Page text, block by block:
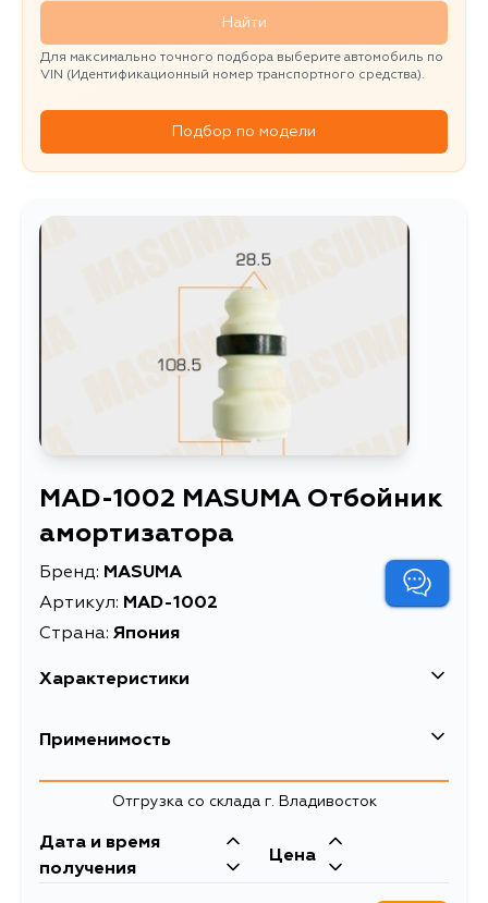
Найти
Для максимально точного подбора выберите автомобиль по
VIN (Идентификационный номер транспортного средства).
Подбор по модели
MAD-1002 MASUMA Отбойник
амортизатора
Бренд: MASUMA
Артикул: MAD-1002
Страна: Япония
Характеристики
EAN-13
Длина упаковки, мм
Масса, кг 0.08
Применимость
Toyota
Кузов Двигатель
MCU23, MCU28, MCU23L, MCU28L,
3MZFE, 2AZFE,
Отгрузка со склада г. Владивосток
Дата и время
получения
Цена